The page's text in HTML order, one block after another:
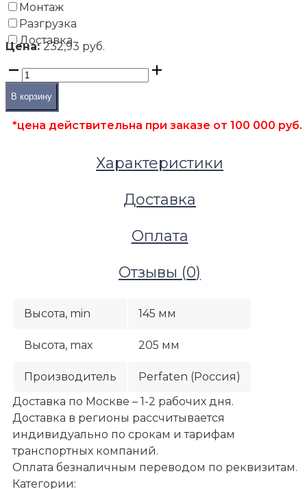
Фальшполы
Стойки (опоры) для фальшпола
Стойка РОК175АRS (диапазон регулировки 145-
Монтаж
Разгрузка
Доставка
Цена:232,93 руб.
В корзину
*цена действительна при заказе от 100 000 руб.
Характеристики
Доставка
Оплата
Отзывы (0)
Высота, min 145 мм
Высота, max 205 мм
Производитель
Perfaten (Россия)
Доставка по Москве – 1-2 рабочих дня.
Доставка в регионы рассчитывается
индивидуально по срокам и тарифам
транспортных компаний.
Оплата безналичным переводом по реквизитам.
Категории: